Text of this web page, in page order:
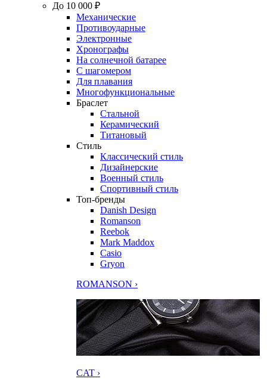
До 10 000 ₽
Механические
Противоударные
Электронные
Хронографы
На солнечной батарее
С шагомером
Для плавания
Многофункциональные
Браслет
Стальной
Керамический
Титановый
Стиль
Классический стиль
Дизайнерские
Военный стиль
Спортивный стиль
Топ-бренды
Danish Design
Romanson
Reebok
Mark Maddox
Casio
Gryon
ROMANSON ›
CAT ›